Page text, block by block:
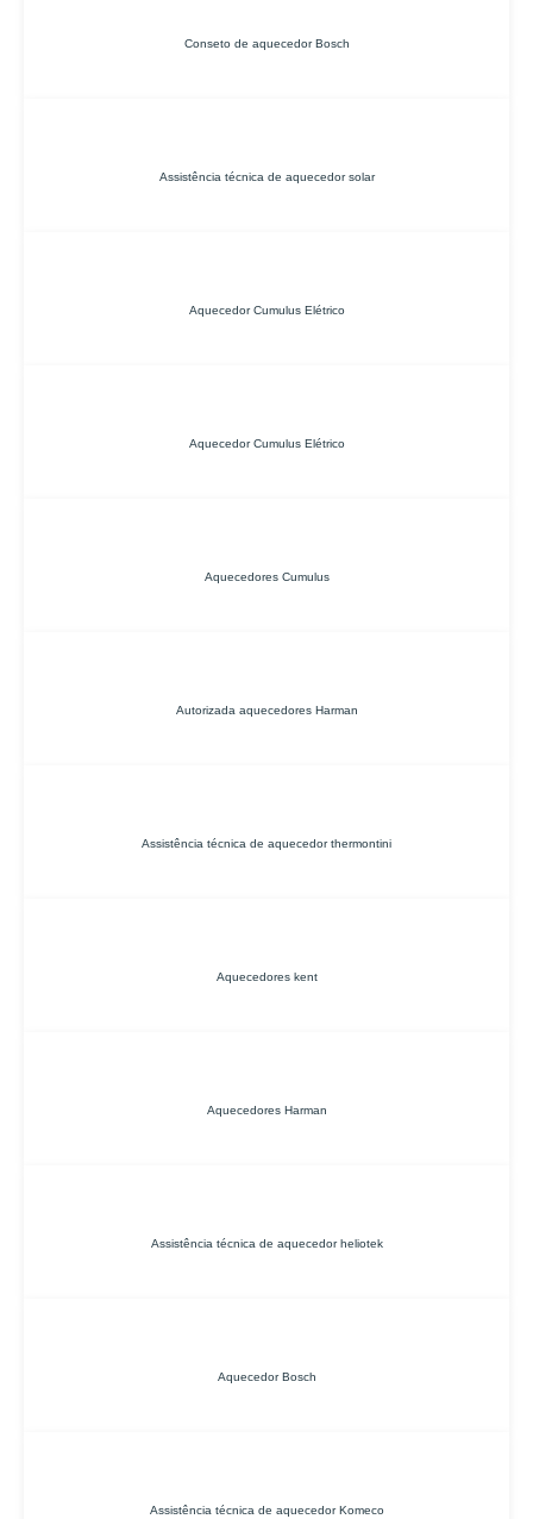
Conseto de aquecedor Bosch
Assistência técnica de aquecedor solar
Aquecedor Cumulus Elétrico
Aquecedor Cumulus Elétrico
Aquecedores Cumulus
Autorizada aquecedores Harman
Assistência técnica de aquecedor thermontini
Aquecedores kent
Aquecedores Harman
Assistência técnica de aquecedor heliotek
Aquecedor Bosch
Assistência técnica de aquecedor Komeco